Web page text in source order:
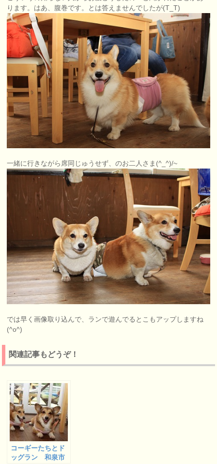
ります。はあ、腹巻です。とは答えませんでしたが(T_T)
一緒に行きながら席同じゅうせず、のお二人さま(^_^)/~
では早く画像取り込んで、ランで遊んでるとこもアップしますね
(^o^)
関連記事もどうぞ！
コーギーたちとド
ッグラン 和泉市